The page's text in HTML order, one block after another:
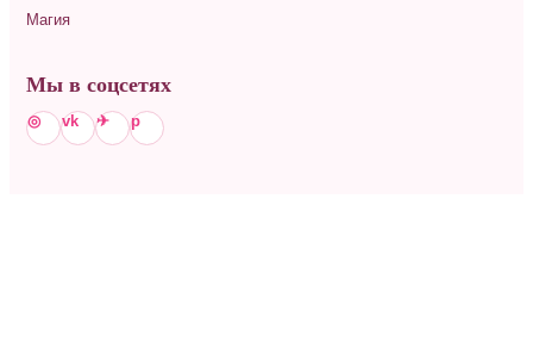
Магия
Мы в соцсетях
◎ vk ✈ p